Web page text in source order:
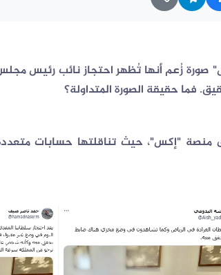
زُعم أنها تُظهر احتجاز نائب رئيس
فما حقيقة الصورة المتداولة؟
منصة "إكس"، حيث تناقلتها حسابات